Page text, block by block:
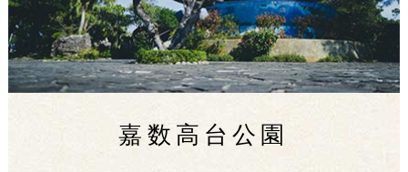
嘉数高台公園